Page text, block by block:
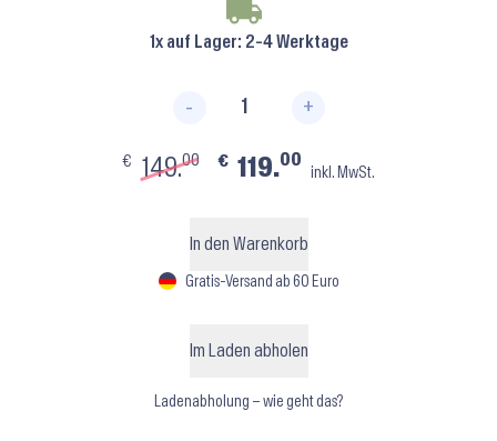
1x auf Lager: 2-4 Werktage
- +
€ 149.00 € 119.00
inkl. MwSt.
In den Warenkorb
Gratis-Versand ab 60 Euro
Im Laden abholen
Ladenabholung – wie geht das?